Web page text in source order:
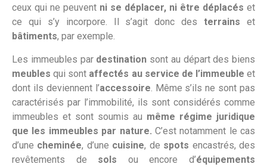
ceux qui ne peuvent ni se déplacer, ni être déplacés et
ce qui s’y incorpore. Il s’agit donc desterrains et
bâtiments, par exemple.
Les immeubles par destination sont au départ des biens
meubles qui sont affectés au service de l’immeuble et
dont ils deviennent l’accessoire . Même s’ils ne sont pas
caractérisés par l’immobilité, ils sont considérés comme
immeubles et sont soumis au même régime juridique
que les immeubles par nature. C’est notamment le cas
d’une cheminée, d’une cuisine, de spots encastrés, des
revêtements de sols ou encore d’équipements